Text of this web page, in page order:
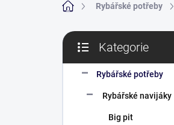
Domů Rybářské potřeby
P
s
kategorie
Kategorie
Rybářské potřeby
Rybářské navijáky
Big pit